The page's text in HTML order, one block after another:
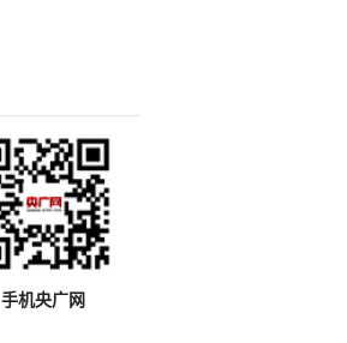
手机央广网